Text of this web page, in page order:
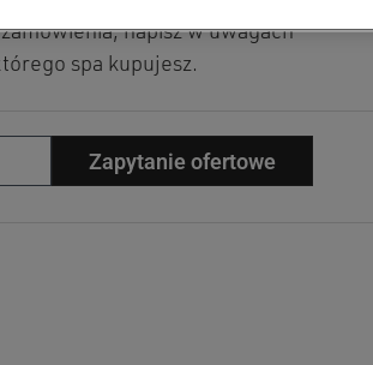
napisz w uwagach
spa kupujesz.
Zapytanie ofertowe